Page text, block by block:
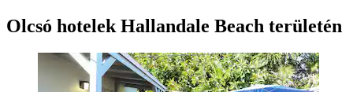
Olcsó hotelek Hallandale Beach területén